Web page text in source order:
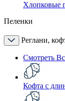
Хлопковые
Пеленки
Реглани,
Смотреть
Кофта с